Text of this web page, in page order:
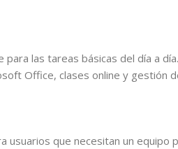
las tareas básicas del día a
Office, clases online y gestión
usuarios que necesitan un